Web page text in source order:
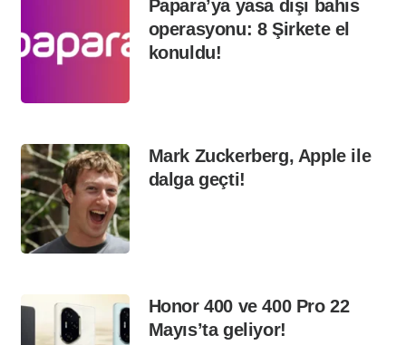
Papara’ya yasa dışı bahis
operasyonu: 8 Şirkete el
konuldu!
Mark Zuckerberg, Apple ile
dalga geçti!
Honor 400 ve 400 Pro 22
Mayıs’ta geliyor!